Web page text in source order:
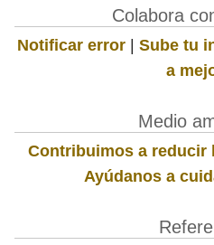
Colabora
Notificar error | Sube tu
a
Medio
Contribuimos a reducir
Ayúdanos a